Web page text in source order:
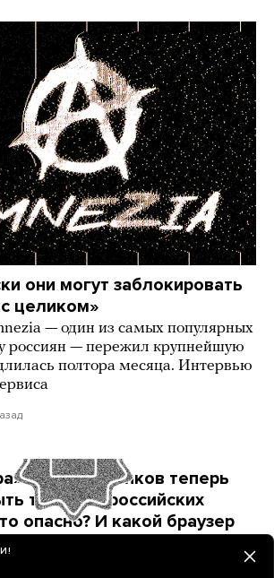
они могут заблокировать
целиком»
— один из самых популярных
россиян — пережил крупнейшую
полтора месяца. Интервью
и других банков теперь
только в российских
опасно? И какой браузер
для тех, кто опасается